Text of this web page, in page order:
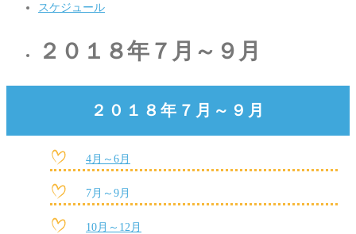
スケジュール
２０１８年７月～９月
２０１８年７月～９月
4月～6月
7月～9月
10月～12月